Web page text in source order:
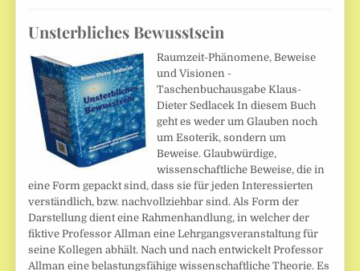
Unsterbliches Bewusstsein
Raumzeit-Phänomene, Beweise
und Visionen -
Taschenbuchausgabe Klaus-
Dieter Sedlacek In diesem Buch
geht es weder um Glauben noch
um Esoterik, sondern um
Beweise. Glaubwürdige,
wissenschaftliche Beweise, die in
eine Form gepackt sind, dass sie für jeden Interessierten
verständlich, bzw. nachvollziehbar sind. Als Form der
Darstellung dient eine Rahmenhandlung, in welcher der
fiktive Professor Allman eine Lehrgangsveranstaltung für
seine Kollegen abhält. Nach und nach entwickelt Professor
Allman eine belastungsfähige wissenschaftliche Theorie. Es